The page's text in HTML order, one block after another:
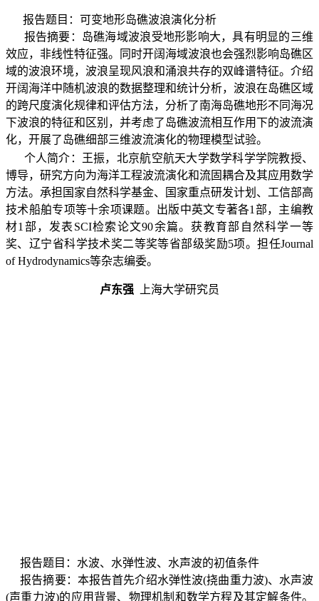
报告题目：可变地形岛礁波浪演化分析
报告摘要：岛礁海域波浪受地形影响大，具有明显的三维
效应，非线性特征强。同时开阔海域波浪也会强烈影响岛礁区
域的波浪环境，波浪呈现风浪和涌浪共存的双峰谱特征。介绍
开阔海洋中随机波浪的数据整理和统计分析，波浪在岛礁区域
的跨尺度演化规律和评估方法，分析了南海岛礁地形不同海况
下波浪的特征和区别，并考虑了岛礁波流相互作用下的波流演
化，开展了岛礁细部三维波流演化的物理模型试验。
个人简介：王振，北京航空航天大学数学科学学院教授、
博导，研究方向为海洋工程波流演化和流固耦合及其应用数学
方法。承担国家自然科学基金、 国家重点研发计划 、 工信部高
技术船舶专项等十余项课题。出版中英文专著各1 部，主编教
材1 部，发表 SCI检索论文90余篇。获教育部自然科学一等
奖、 辽宁省科学技术奖二等奖等省部级奖励5项。担任Journal
of Hydrodynamics等杂志编委。
卢东强 上海大学研究员
报告题目：水波、水弹性波、水声波的初值条件
报告摘要：本报告首先介绍水弹性波(挠曲重力波)、水声波
(声重力波)的应用背景、物理机制和数学方程及其定解条件。